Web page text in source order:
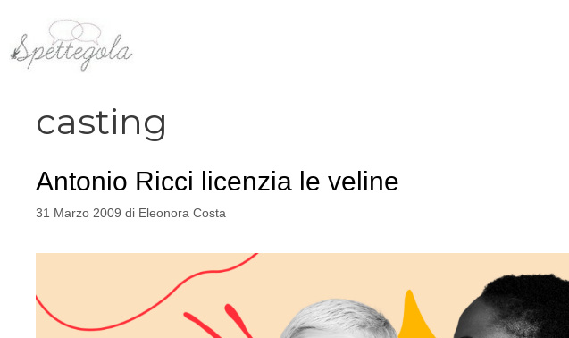
contenuto
casting
Antonio Ricci licenzia le veline
31 Marzo 2009 di Eleonora Costa